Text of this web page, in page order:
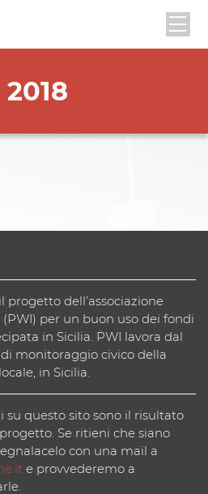
progetto dell’associazione
per un buon uso dei fondi
in Sicilia. PWI lavora dal
monitoraggio civico della
in Sicilia.
su questo sito sono il risultato
Se ritieni che siano
con una mail a
e provvederemo a